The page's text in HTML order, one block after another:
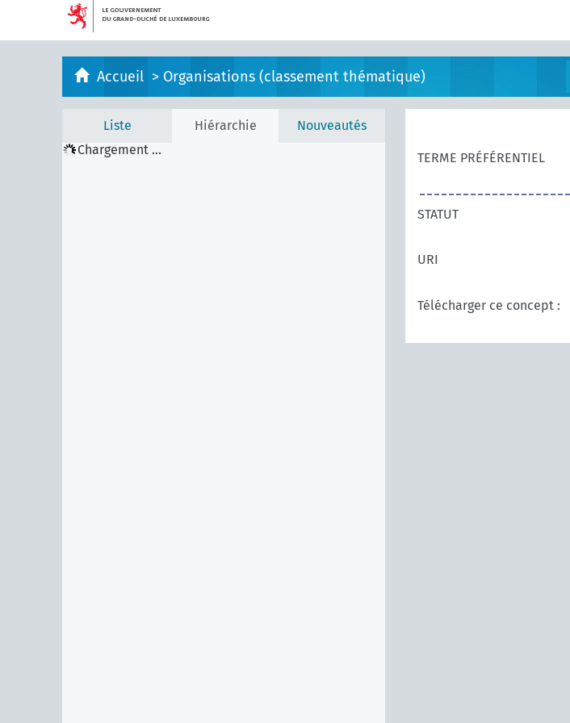
Accueil > Organisations (classement thématique)
Liste Hiérarchie
Nouveautés
Chargement ...
TERME PRÉFÉRENTIEL
STATUT
URI
Télécharger ce concept :